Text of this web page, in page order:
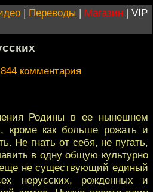
| Переводы | Магазин | VIP
844 комментария
Родины в ее нынешнем
кроме как больше рожать и
Не гнать от себя, не пугать,
в одну общую культурно
не существующий единый
нерусских, рожденных и